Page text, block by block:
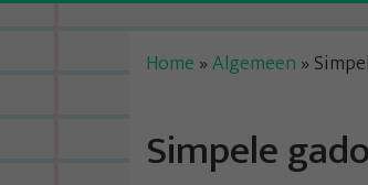
Home »Algemeen »
Simpele